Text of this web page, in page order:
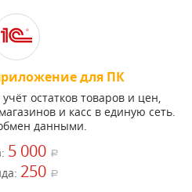
для ПК
остатков товаров и цен,
и касс в единую сеть.
данными.
5 000 a
250 a